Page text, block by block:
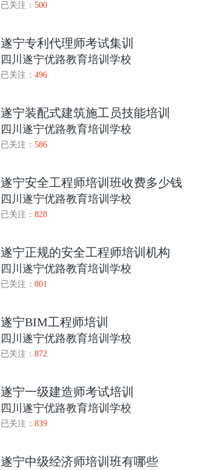
已关注： 500
遂宁专利代理师考试集训
四川遂宁优路教育培训学校
已关注： 496
遂宁装配式建筑施工员技能培训
四川遂宁优路教育培训学校
已关注： 586
遂宁安全工程师培训班收费多少钱
四川遂宁优路教育培训学校
已关注： 828
遂宁正规的安全工程师培训机构
四川遂宁优路教育培训学校
已关注： 801
遂宁BIM工程师培训
四川遂宁优路教育培训学校
已关注： 872
遂宁一级建造师考试培训
四川遂宁优路教育培训学校
已关注： 839
遂宁中级经济师培训班有哪些